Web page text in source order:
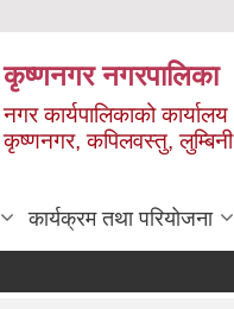
कृष्णनगर नगरपालिका
नगर कार्यपालिकाको कार्यालय
कृष्णनगर, कपिलवस्तु,
कार्यक्रम तथा परियोजना